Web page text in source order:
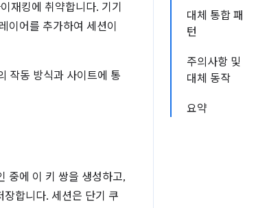
대체 통합 패
턴
주의사항 및
대체 동작
요약
재킹에 취약합니다. 기기
이어를 추가하여 세션이
작동 방식과 사이트에 통
중에 이 키 쌍을 생성하고,
합니다. 세션은 단기 쿠